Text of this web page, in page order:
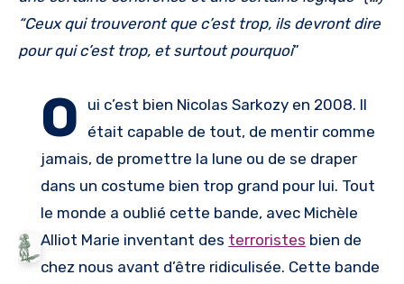
“Ceux qui trouveront que c’est trop, ils devront dire
pour qui c’est trop, et surtout pourquoi”
O
ui c’est bien Nicolas Sarkozy en 2008. Il
était capable de tout, de mentir comme
jamais, de promettre la lune ou de se draper
dans un costume bien trop grand pour lui. Tout
le monde a oublié cette bande, avec Michèle
Alliot Marie inventant des terroristes bien de
chez nous avant d’être ridiculisée. Cette bande